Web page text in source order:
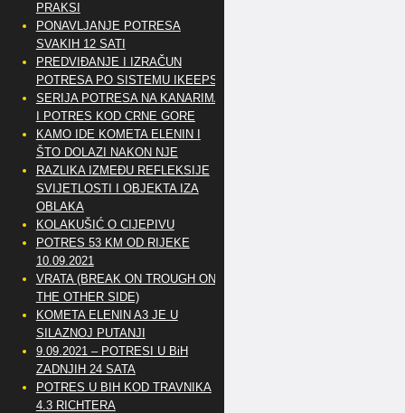
PRAKSI
PONAVLJANJE POTRESA
SVAKIH 12 SATI
PREDVIĐANJE I IZRAČUN
POTRESA PO SISTEMU IKEEPS
SERIJA POTRESA NA KANARIMA
I POTRES KOD CRNE GORE
KAMO IDE KOMETA ELENIN I
ŠTO DOLAZI NAKON NJE
RAZLIKA IZMEĐU REFLEKSIJE
SVIJETLOSTI I OBJEKTA IZA
OBLAKA
KOLAKUŠIĆ O CIJEPIVU
POTRES 53 KM OD RIJEKE
10.09.2021
VRATA (BREAK ON TROUGH ON
THE OTHER SIDE)
KOMETA ELENIN A3 JE U
SILAZNOJ PUTANJI
9.09.2021 – POTRESI U BiH
ZADNJIH 24 SATA
POTRES U BIH KOD TRAVNIKA
4.3 RICHTERA